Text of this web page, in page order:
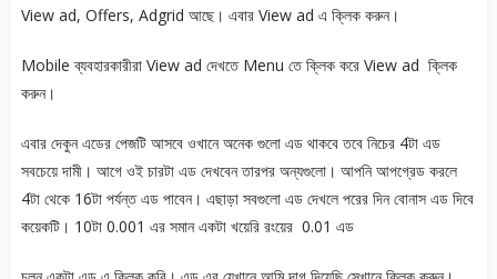
View ad, Offers, Adgrid আছে। এবার View ad এ ক্লিক করুন।
Mobile ব্যবহারকারীরা View ad দেখতে Menu তে ক্লিক করে View ad ক্লিক
করুন।
এবার দেকুন এডের পেজটি আসবে ওখানে অনেক গুলো এড থাকবে তবে নিচের 4টা এড
সবচেয়ে দামী। আগে ওই চারটা এড দেখবেন তারপর অন্যগুলো। আপনি আপগ্রেড করলে
4টা থেকে 16টা পর্যন্ত এড পাবেন। এছাড়া সবগুলো এড দেখলে পরের দিন বোনাস এড দিবে
কয়েকটি। 10টা 0.001 এর সমান একটা খয়েরি রংয়ের 0.01 এড